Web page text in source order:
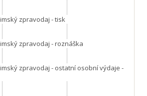
zpravodaj - tisk
zpravodaj - roznáška
zpravodaj - ostatní osobní výdaje -